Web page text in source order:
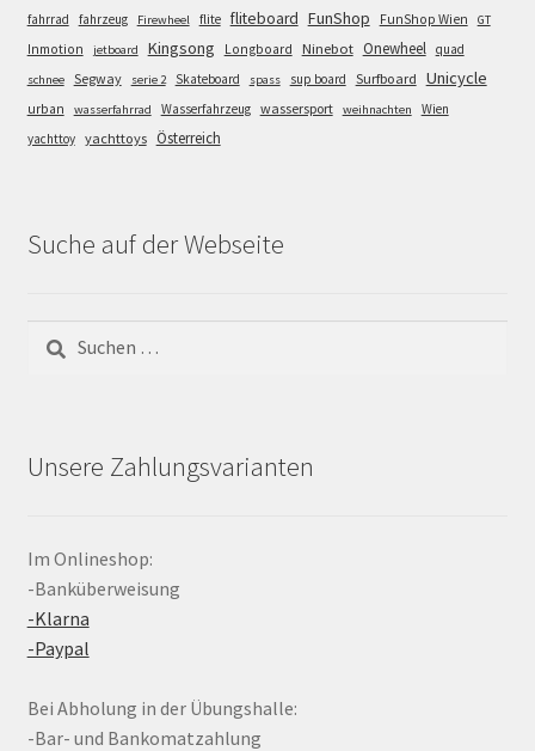
fahrrad
fahrzeug Firewheel flite fliteboard FunShop FunShop Wien GT
Inmotion jetboard Kingsong Longboard Ninebot Onewheel quad
schnee Segway serie 2 Skateboard spass sup board Surfboard Unicycle
urban wasserfahrrad Wasserfahrzeug wassersport weihnachten
Wien
yachttoy yachttoys Österreich
Suche auf der Webseite
Suchen
nach:
Unsere Zahlungsvarianten
Im Onlineshop:
-Banküberweisung
-Klarna
-Paypal
Bei Abholung in der Übungshalle:
-Bar- und Bankomatzahlung